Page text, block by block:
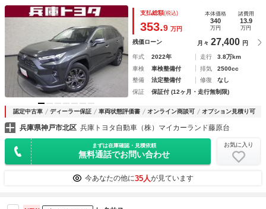
ＴＶ 電動シ－ト オートエアコン ４ＷＤ車 盗難防止 横
滑防止 ワンオーナー車 ＡＷ ＡＢＳ パワステ エアバッ
支払総額(税込)
353.9 万円
本体価格
340
万円
諸費用
13.9
万円
残価ローン 月々 27,400 円
年式 2022年 走行
3.8万km
車検
車検整備付 排気
2500cc
整備
法定整備付 修復
なし
保証
保証付 (12ヶ月・走行無制限)
認定中古車 ディーラー保証 車両状態評価書 オンライン商談可 オプション見積り可
兵庫県神戸市北区 兵庫トヨタ自動車（株）マイカーランド藤原台
まずは在庫確認・見積依頼
無料通話でお問い合わせ
お気に入り
今あなたの他に35人が見ています